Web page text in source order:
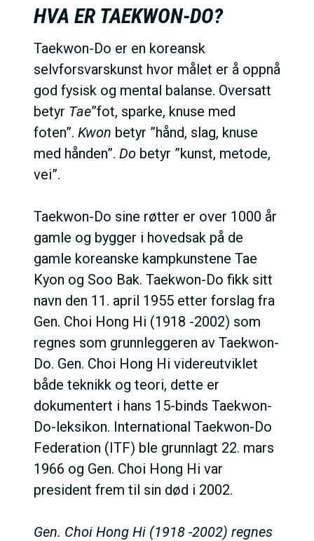
HVA ER TAEKWON-DO?
Taekwon-Do er en koreansk
selvforsvarskunst hvor målet er å oppnå
god fysisk og mental balanse. Oversatt
betyr Tae”fot, sparke, knuse med
foten”. Kwon betyr ”hånd, slag, knuse
med hånden”. Do betyr ”kunst, metode,
vei”.
Taekwon-Do sine røtter er over 1000 år
gamle og bygger i hovedsak på de
gamle koreanske kampkunstene Tae
Kyon og Soo Bak. Taekwon-Do fikk sitt
navn den 11. april 1955 etter forslag fra
Gen. Choi Hong Hi (1918 -2002) som
regnes som grunnleggeren av Taekwon-
Do. Gen. Choi Hong Hi videreutviklet
både teknikk og teori, dette er
dokumentert i hans 15-binds Taekwon-
Do-leksikon. International Taekwon-Do
Federation (ITF) ble grunnlagt 22. mars
1966 og Gen. Choi Hong Hi var
president frem til sin død i 2002.
Gen. Choi Hong Hi (1918 -2002) regnes